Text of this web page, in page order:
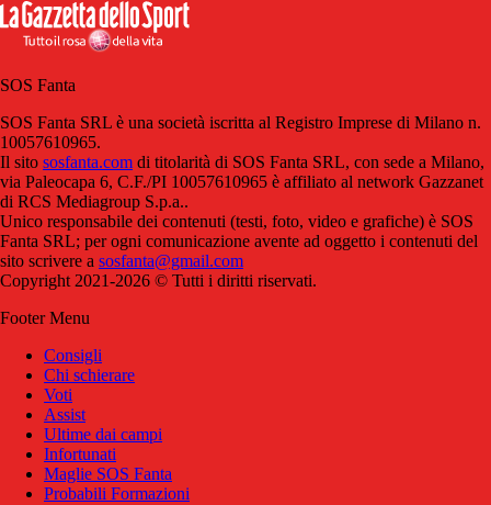
SOS Fanta
SOS Fanta SRL è una società iscritta al Registro Imprese di Milano n.
10057610965.
Il sito sosfanta.com di titolarità di SOS Fanta SRL, con sede a Milano,
via Paleocapa 6, C.F./PI 10057610965 è affiliato al network Gazzanet
di RCS Mediagroup S.p.a..
Unico responsabile dei contenuti (testi, foto, video e grafiche) è SOS
Fanta SRL; per ogni comunicazione avente ad oggetto i contenuti del
sito scrivere a sosfanta@gmail.com
Copyright 2021-2026 © Tutti i diritti riservati.
Footer Menu
Consigli
Chi schierare
Voti
Assist
Ultime dai campi
Infortunati
Maglie SOS Fanta
Probabili Formazioni